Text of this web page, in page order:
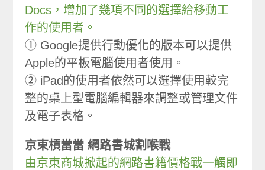
Docs，增加了幾項不同的選擇給移動工
作的使用者。
① Google提供行動優化的版本可以提供
Apple的平板電腦使用者使用。
② iPad的使用者依然可以選擇使用較完
整的桌上型電腦編輯器來調整或管理文件
及電子表格。
京東槓當當 網路書城割喉戰
由京東商城掀起的網路書籍價格戰一觸即